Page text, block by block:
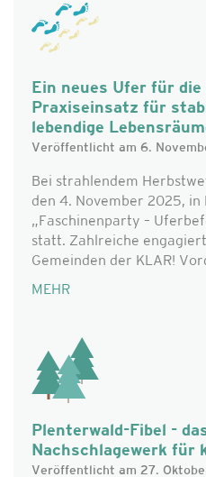
Ein neues Ufer für die
Praxiseinsatz für
lebendige
Veröffentlicht am 6.
Bei strahlendem
den 4. November 2025,
„Faschinenparty –
statt. Zahlreiche
Gemeinden der KLAR!
MEHR
Plenterwald-Fibel -
Nachschlagewerk für
Veröffentlicht am 27.